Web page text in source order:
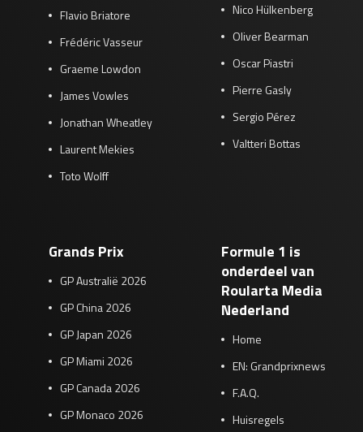
Flavio Briatore
Frédéric Vasseur
Graeme Lowdon
James Vowles
Jonathan Wheatley
Laurent Mekies
Toto Wolff
Nico Hülkenberg
Oliver Bearman
Oscar Piastri
Pierre Gasly
Sergio Pérez
Valtteri Bottas
Grands Prix
GP Australië 2026
GP China 2026
GP Japan 2026
GP Miami 2026
GP Canada 2026
GP Monaco 2026
Formule 1 is
onderdeel van
Roularta Media
Nederland
Home
EN: Grandprixnews
F.A.Q.
Huisregels